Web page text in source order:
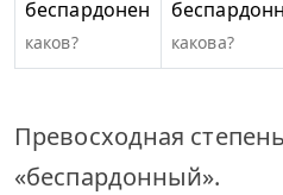
беспардонен
каков? какова?
Превосходная
«беспардонный».